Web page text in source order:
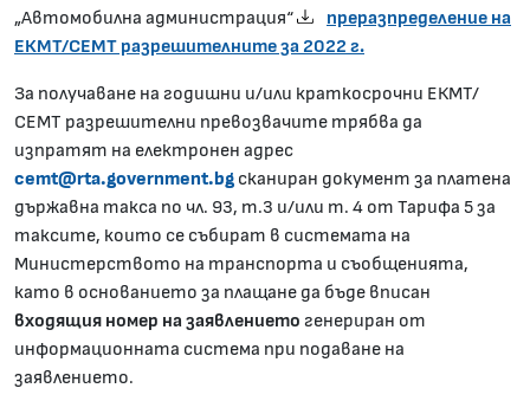
„Автомобилна администрация“
преразпределение на
ЕКМТ/СЕМТ разрешителните за 2022 г.
За получаване на годишни и/или краткосрочни ЕКМТ/
СЕМТ разрешителни превозвачите трябва да
изпратят на електронен адрес
cemt@rta.government.bg сканиран документ за платена
държавна такса по чл. 93, т.3 и/или т. 4 от Тарифа 5 за
таксите, които се събират в системата на
Министерството на транспорта и съобщенията,
като в основанието за плащане да бъде вписан
входящия номер на заявлението генериран от
информационната система при подаване на
заявлението.